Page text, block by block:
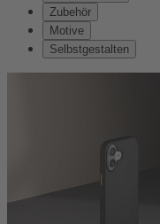
Zubehör
Motive
Selbstgestalten